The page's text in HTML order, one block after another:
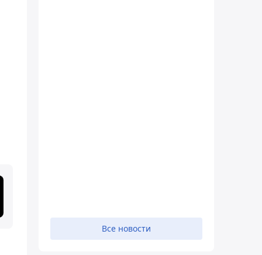
Все новости